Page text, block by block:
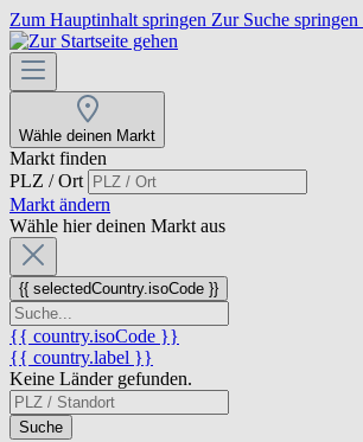
Zum Hauptinhalt springen Zur Suche springen
Wähle deinen Markt
Markt finden
PLZ / Ort
Markt ändern
Wähle hier deinen Markt aus
{{ selectedCountry.isoCode }}
{{ country.isoCode }}
{{ country.label }}
Keine Länder gefunden.
Suche